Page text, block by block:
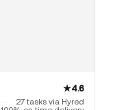
★4.6
27 tasks via Hyred